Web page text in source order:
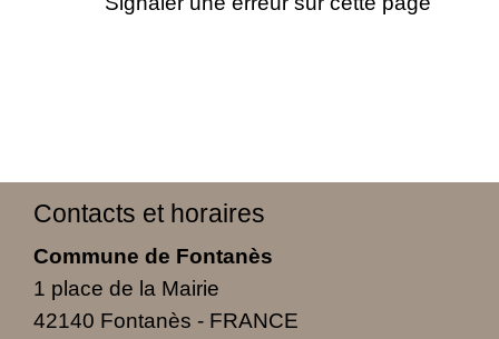
Contacts et horaires
Commune de Fontanès
1 place de la Mairie
42140 Fontanès - FRANCE